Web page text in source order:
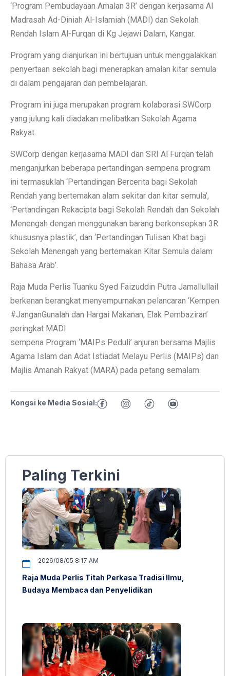
‘Program Pembudayaan Amalan 3R’ dengan kerjasama Al
Madrasah Ad-Diniah Al-Islamiah (MADI) dan Sekolah
Rendah Islam Al-Furqan di Kg Jejawi Dalam, Kangar.
Program yang dianjurkan ini bertujuan untuk menggalakkan
penyertaan sekolah bagi menerapkan amalan kitar semula
di dalam pengajaran dan pembelajaran.
Program ini juga merupakan program kolaborasi SWCorp
yang julung kali diadakan melibatkan Sekolah Agama
Rakyat.
SWCorp dengan kerjasama MADI dan SRI Al Furqan telah
menganjurkan beberapa pertandingan sempena program
ini termasuklah ‘Pertandingan Bercerita bagi Sekolah
Rendah yang bertemakan alam sekitar dan kitar semula’,
‘Pertandingan Rekacipta bagi Sekolah Rendah dan Sekolah
Menengah dengan menggunakan barang berkonsepkan 3R
khususnya plastik’, dan ‘Pertandingan Tulisan Khat bagi
Sekolah Menengah yang bertemakan Kitar Semula dalam
Bahasa Arab’.
Raja Muda Perlis Tuanku Syed Faizuddin Putra Jamallullail
berkenan berangkat menyempurnakan pelancaran ‘Kempen
#JanganGunalah dan Hargai Makanan, Elak Pembaziran’
peringkat MADI
sempena Program ‘MAIPs Peduli’ anjuran bersama Majlis
Agama Islam dan Adat Istiadat Melayu Perlis (MAIPs) dan
Majlis Amanah Rakyat (MARA) pada petang semalam.
Kongsi ke Media Sosial:
Paling Terkini
2026/08/05 8:17 AM
Raja Muda Perlis Titah Perkasa Tradisi Ilmu,
Budaya Membaca dan Penyelidikan